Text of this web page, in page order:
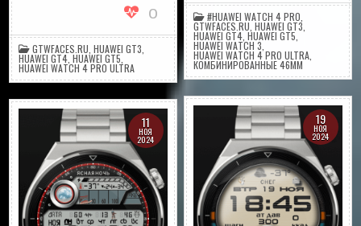
#HUAWEI WATCH 4 PRO
GTWFACES.RU ,HUAWEI GT3
HUAWEI GT4 ,HUAWEI GT5
HUAWEI WATCH 3
HUAWEI WATCH 4 PRO ULTRA
КОМБИНИРОВАННЫЕ 46ММ
0
GTWFACES.RU ,HUAWEI GT3
HUAWEI GT4 ,HUAWEI GT5
HUAWEI WATCH 4 PRO ULTRA
19
НОЯ
2024
11
НОЯ
2024